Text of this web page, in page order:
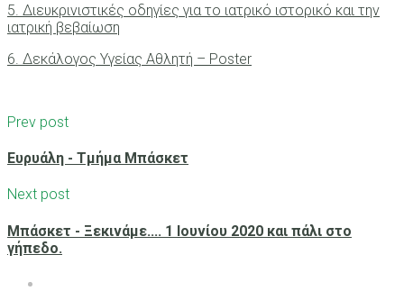
5. Διευκρινιστικές οδηγίες για το ιατρικό ιστορικό και την
ιατρική βεβαίωση
6. Δεκάλογος Υγείας Αθλητή – Poster
Prev post
Ευρυάλη - Τμήμα Μπάσκετ
Next post
Μπάσκετ - Ξεκινάμε.... 1 Ιουνίου 2020 και πάλι στο
γήπεδο.